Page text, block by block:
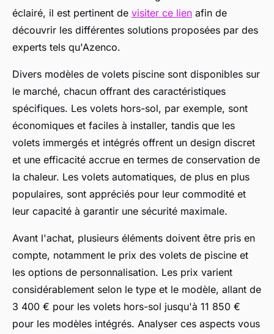
éclairé, il est pertinent de visiter ce lien afin de
découvrir les différentes solutions proposées par des
experts tels qu'Azenco.
Divers modèles de volets piscine sont disponibles sur
le marché, chacun offrant des caractéristiques
spécifiques. Les volets hors-sol, par exemple, sont
économiques et faciles à installer, tandis que les
volets immergés et intégrés offrent un design discret
et une efficacité accrue en termes de conservation de
la chaleur. Les volets automatiques, de plus en plus
populaires, sont appréciés pour leur commodité et
leur capacité à garantir une sécurité maximale.
Avant l'achat, plusieurs éléments doivent être pris en
compte, notamment le prix des volets de piscine et
les options de personnalisation. Les prix varient
considérablement selon le type et le modèle, allant de
3 400 € pour les volets hors-sol jusqu'à 11 850 €
pour les modèles intégrés. Analyser ces aspects vous